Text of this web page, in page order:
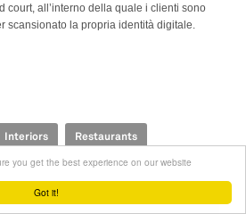
Got it!
you get the best experience on our website
court, all’interno della quale i clienti sono
scansionato la propria identità digitale.
Interiors Restaurants